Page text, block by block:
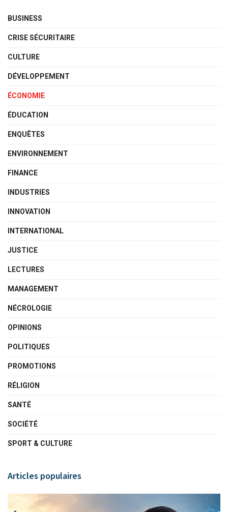
BUSINESS
CRISE SÉCURITAIRE
CULTURE
DÉVELOPPEMENT
ÉCONOMIE
ÉDUCATION
ENQUÊTES
ENVIRONNEMENT
FINANCE
INDUSTRIES
INNOVATION
INTERNATIONAL
JUSTICE
LECTURES
MANAGEMENT
NÉCROLOGIE
OPINIONS
POLITIQUES
PROMOTIONS
RÉLIGION
SANTÉ
SOCIÉTÉ
SPORT & CULTURE
Articles populaires